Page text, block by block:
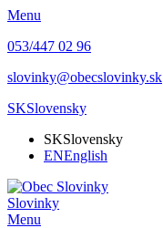
Menu
053/447 02 96
slovinky@obecslovinky.sk
SKSlovensky
SKSlovensky
ENEnglish
Slovinky
Menu